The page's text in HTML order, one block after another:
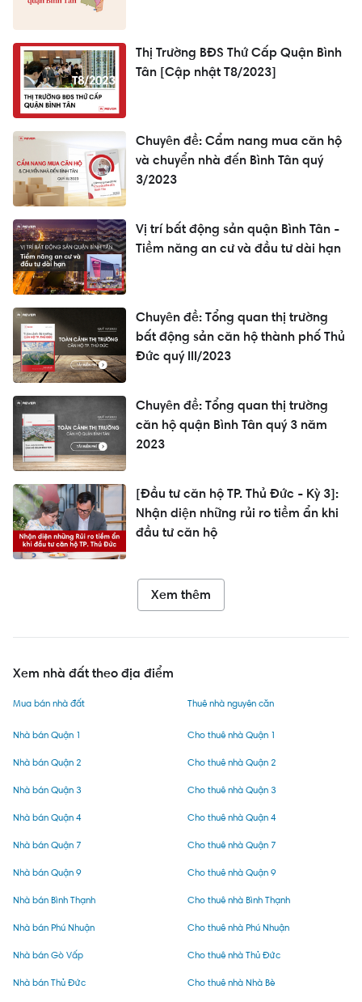
Thị Trường BĐS Thứ Cấp Quận Bình
Tân [Cập nhật T8/2023]
Chuyên đề: Cẩm nang mua căn hộ
và chuyển nhà đến Bình Tân quý
3/2023
Vị trí bất động sản quận Bình Tân -
Tiềm năng an cư và đầu tư dài hạn
Chuyên đề: Tổng quan thị trường
bất động sản căn hộ thành phố Thủ
Đức quý III/2023
Chuyên đề: Tổng quan thị trường
căn hộ quận Bình Tân quý 3 năm
2023
[Đầu tư căn hộ TP. Thủ Đức - Kỳ 3]:
Nhận diện những rủi ro tiềm ẩn khi
đầu tư căn hộ
Xem thêm
Xem nhà đất theo địa điểm
Mua bán nhà đất
Nhà bán Quận 1
Nhà bán Quận 2
Nhà bán Quận 3
Nhà bán Quận 4
Nhà bán Quận 7
Nhà bán Quận 9
Nhà bán Bình Thạnh
Nhà bán Phú Nhuận
Nhà bán Gò Vấp
Nhà bán Thủ Đức
Thuê nhà nguyên căn
Cho thuê nhà Quận 1
Cho thuê nhà Quận 2
Cho thuê nhà Quận 3
Cho thuê nhà Quận 4
Cho thuê nhà Quận 7
Cho thuê nhà Quận 9
Cho thuê nhà Bình Thạnh
Cho thuê nhà Phú Nhuận
Cho thuê nhà Thủ Đức
Cho thuê nhà Nhà Bè